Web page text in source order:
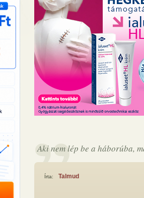
Aki nem lép be a háborúba,
Írta: Talmud